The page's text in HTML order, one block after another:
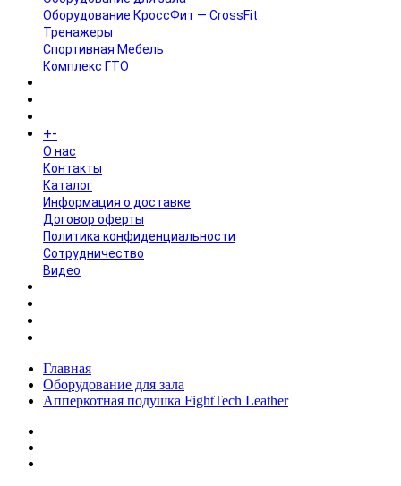
Оборудование КроссФит — CrossFit
Тренажеры
Спортивная Мебель
Комплекс ГТО
+-
O нас
Контакты
Каталог
Информация о доставке
Договор оферты
Политика конфиденциальности
Сотрудничество
Видео
Главная
Оборудование для зала
Апперкотная подушка FightTech Leather